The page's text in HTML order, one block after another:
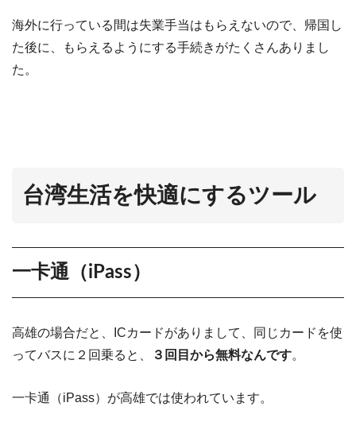
海外に行っている間は失業手当はもらえないので、帰国し
た後に、もらえるようにする手続きがたくさんありまし
た。
台湾生活を快適にするツール
一卡通（iPass）
高雄の場合だと、ICカードがありまして、同じカードを使
ってバスに２回乗ると、
３回目から無料なんです。
一卡通（iPass）が高雄では使われています。